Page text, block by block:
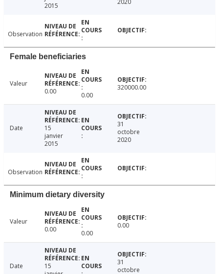
2015
Observation
Female beneficiaries
Valeur
0.00
0.00
320000.00
Date
15
janvier
2015
31
octobre
2020
Observation
Minimum dietary diversity
Valeur
0.00
0.00
0.00
Date
15
31
octobre